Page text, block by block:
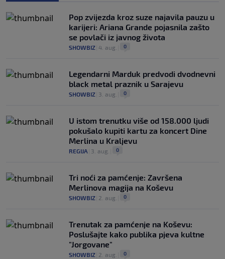
Pop zvijezda kroz suze najavila pauzu u
karijeri: Ariana Grande pojasnila zašto
se povlači iz javnog života
SHOWBIZ 4. aug. 0
Legendarni Marduk predvodi dvodnevni
black metal praznik u Sarajevu
SHOWBIZ 3. aug. 0
U istom trenutku više od 158.000 ljudi
pokušalo kupiti kartu za koncert Dine
Merlina u Kraljevu
REGIJA 3. aug. 0
Tri noći za pamćenje: Završena
Merlinova magija na Koševu
SHOWBIZ 2. aug. 0
Trenutak za pamćenje na Koševu:
Poslušajte kako publika pjeva kultne
"Jorgovane"
SHOWBIZ 2. aug. 0